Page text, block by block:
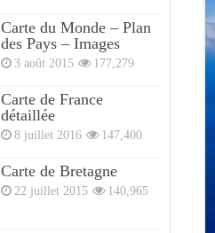
Carte du Monde – Plan
des Pays – Images
3 août 2015 177,279
Carte de France
détaillée
8 juillet 2016 147,400
Carte de Bretagne
22 juillet 2015 140,965